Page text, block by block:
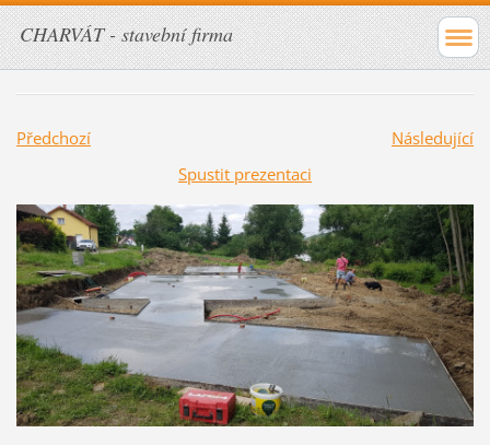
CHARVÁT - stavební firma
Předchozí
Následující
Spustit prezentaci